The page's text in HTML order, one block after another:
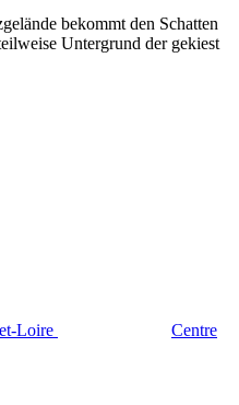
bekommt den Schatten
Untergrund der gekiest
Loire Centre